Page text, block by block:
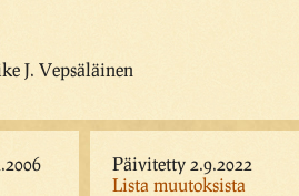
J. Vepsäläinen
Päivitetty 2.9.2022
Lista muutoksista